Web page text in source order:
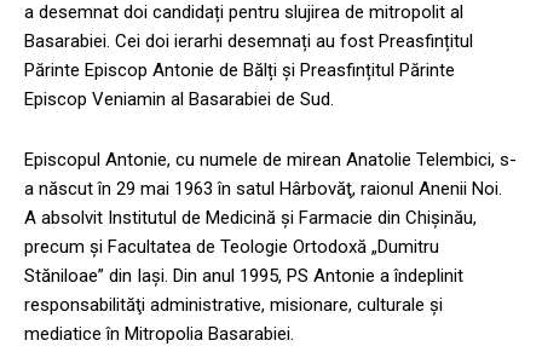
a desemnat doi candidați pentru slujirea de mitropolit al
Basarabiei. Cei doi ierarhi desemnați au fost Preasfințitul
Părinte Episcop Antonie de Bălți și Preasfințitul Părinte
Episcop Veniamin al Basarabiei de Sud.
Episcopul Antonie, cu numele de mirean Anatolie Telembici, s-
a născut în 29 mai 1963 în satul Hârbovăţ, raionul Anenii Noi.
A absolvit Institutul de Medicină şi Farmacie din Chişinău,
precum şi Facultatea de Teologie Ortodoxă „Dumitru
Stăniloae” din Iași. Din anul 1995, PS Antonie a îndeplinit
responsabilităţi administrative, misionare, culturale și
mediatice în Mitropolia Basarabiei.